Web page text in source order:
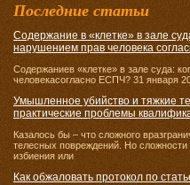
Последние статьи
Содержание в «клетке» в зале
нарушением прав человека
Содержаниев «клетке» в зале суда:
человекасогласно ЕСПЧ? 31 января
Умышленное убийство и тяжкие
практические проблемы
Казалось бы – что сложного
телесных повреждений. Но сложности
избиения или
Как обжаловать протокол по